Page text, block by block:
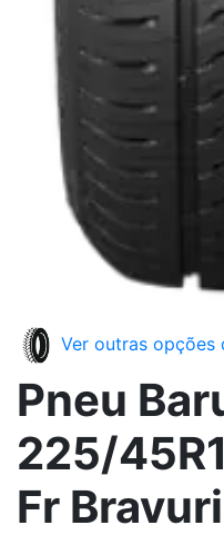
Ver outras opções
Pneu
225/
Fr